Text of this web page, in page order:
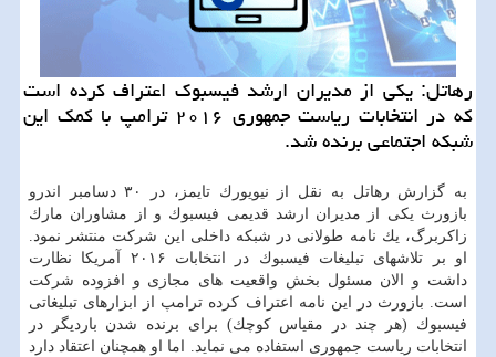
رهاتل: یكی از مدیران ارشد فیسبوك اعتراف كرده است
كه در انتخابات ریاست جمهوری ۲۰۱۶ ترامپ با كمك این
شبكه اجتماعی برنده شد.
به گزارش رهاتل به نقل از نیویورك تایمز، در ۳۰ دسامبر اندرو
بازورث یكی از مدیران ارشد قدیمی فیسبوك و از مشاوران مارك
زاكربرگ، یك نامه طولانی در شبكه داخلی این شركت منتشر نمود.
او بر تلاشهای تبلیغات فیسبوك در انتخابات ۲۰۱۶ آمریكا نظارت
داشت و الان مسئول بخش واقعیت های مجازی و افزوده شركت
است. بازورث در این نامه اعتراف كرده ترامپ از ابزارهای تبلیغاتی
فیسبوك (هر چند در مقیاس كوچك) برای برنده شدن باردیگر در
انتخابات ریاست جمهوری استفاده می نماید. اما او همچنان اعتقاد دارد